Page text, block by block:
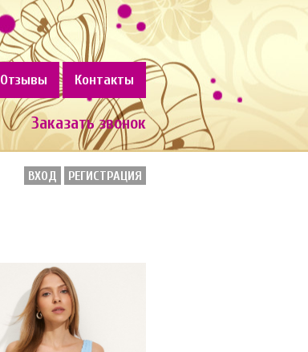
Отзывы Контакты
Заказать звонок
ВХОД РЕГИСТРАЦИЯ